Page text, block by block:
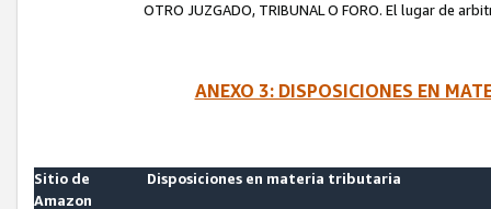
OTRO JUZGADO, TRIBUNAL O FORO. El lugar de
ANEXO 3: DISPOSICIONES EN
Sitio de
Amazon
Disposiciones en materia tributaria